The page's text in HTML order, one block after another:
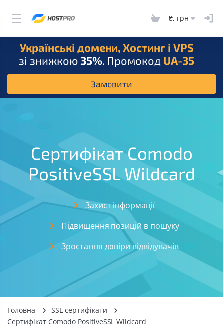
₴, грн
Українські домени, Хостинг і VPS
зі знижкою 35%. Промокод UA-35
Замовити
Сертифікат Comodo
PositiveSSL Wildcard
Захист інформації
Підвищення позицій в пошуку
Зростання довіри відвідувачів
Головна
SSL сертифікати
Сертифікат Comodo PositiveSSL Wildcard